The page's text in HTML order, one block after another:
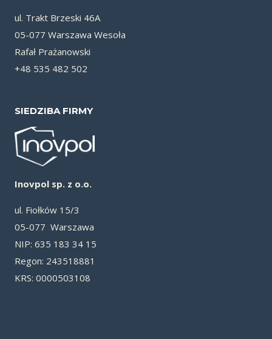
ul. Trakt Brzeski 46A
05-077 Warszawa Wesoła
Rafał Prażanowski
+48 535 482 502
SIEDZIBA FIRMY
Inovpol sp. z o.o.
ul. Fiołków 15/3
05-077 Warszawa
NIP: 635 183 34 15
Re­gon: 243518881
KRS: 0000503108